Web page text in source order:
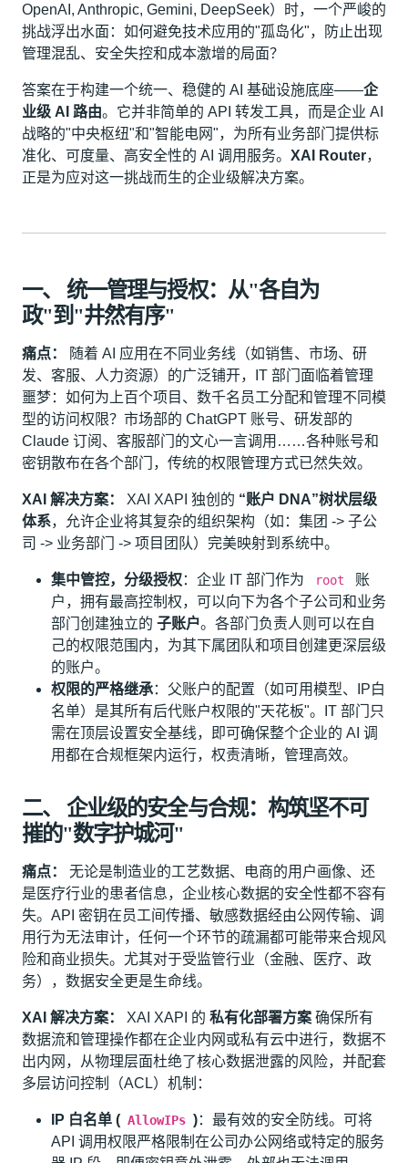
OpenAI, Anthropic, Gemini, DeepSeek）时，一个严峻的
挑战浮出水面：如何避免技术应用的"孤岛化"，防止出现
管理混乱、安全失控和成本激增的局面？
答案在于构建一个统一、稳健的 AI 基础设施底座——企
业级 AI 路由。它并非简单的 API 转发工具，而是企业 AI
战略的"中央枢纽"和"智能电网"，为所有业务部门提供标
准化、可度量、高安全性的 AI 调用服务。 XAI Router，
正是为应对这一挑战而生的企业级解决方案。
一、 统一管理与授权：从"各自为
政"到"井然有序"
痛点：
随着 AI 应用在不同业务线（如销售、市场、研
发、客服、人力资源）的广泛铺开，IT 部门面临着管理
噩梦：如何为上百个项目、数千名员工分配和管理不同模
型的访问权限？市场部的 ChatGPT 账号、研发部的
Claude 订阅、客服部门的文心一言调用……各种账号和
密钥散布在各个部门，传统的权限管理方式已然失效。
XAI 解决方案： XAI XAPI 独创的 “账户 DNA”树状层级
体系，允许企业将其复杂的组织架构（如：集团 -> 子公
司 -> 业务部门 -> 项目团队）完美映射到系统中。
集中管控，分级授权：企业 IT 部门作为 root
账
户，拥有最高控制权，可以向下为各个子公司和业务
部门创建独立的 子账户。各部门负责人则可以在自
己的权限范围内，为其下属团队和项目创建更深层级
的账户。
权限的严格继承：父账户的配置（如可用模型、IP白
名单）是其所有后代账户权限的"天花板"。IT 部门只
需在顶层设置安全基线，即可确保整个企业的 AI 调
用都在合规框架内运行，权责清晰，管理高效。
二、 企业级的安全与合规：构筑坚不可
摧的"数字护城河"
痛点：
无论是制造业的工艺数据、电商的用户画像、还
是医疗行业的患者信息，企业核心数据的安全性都不容有
失。API 密钥在员工间传播、敏感数据经由公网传输、调
用行为无法审计，任何一个环节的疏漏都可能带来合规风
险和商业损失。尤其对于受监管行业（金融、医疗、政
务），数据安全更是生命线。
XAI 解决方案： XAI XAPI 的 私有化部署方案 确保所有
数据流和管理操作都在企业内网或私有云中进行，数据不
出内网，从物理层面杜绝了核心数据泄露的风险，并配套
多层访问控制（ACL）机制：
IP 白名单 ( AllowIPs )：最有效的安全防线。可将
API 调用权限严格限制在公司办公网络或特定的服务